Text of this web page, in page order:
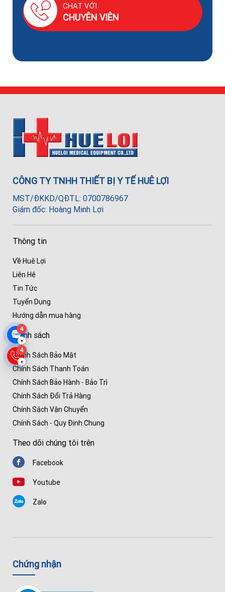
CHAT VỚI
CHUYÊN VIÊN
4
▾
4
▾
CÔNG TY TNHH THIẾT BỊ Y TẾ HUÊ LỢI
MST/ĐKKD/QĐTL: 0700786967
Giám đốc: Hoàng Minh Lợi
Thông tin
Về Huê Lợi
Liên Hệ
Tin Tức
Tuyển Dụng
Hướng dẫn mua hàng
Chính sách
Chính Sách Bảo Mật
Chính Sách Thanh Toán
Chính Sách Bảo Hành - Bảo Trì
Chính Sách Đổi Trả Hàng
Chính Sách Vận Chuyển
Chính Sách - Quy Định Chung
Theo dõi chúng tôi trên
Facebook
Youtube
Zalo
Chứng nhận